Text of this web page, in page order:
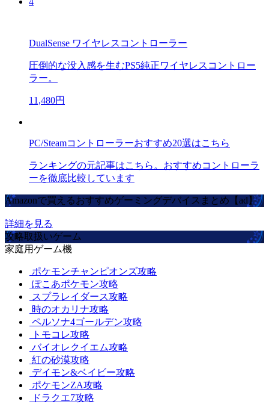
DualSense ワイヤレスコントローラー
圧倒的な没入感を生むPS5純正ワイヤレスコントロー
ラー。
11,480円
PC/Steamコントローラーおすすめ20選はこちら
ランキングの元記事はこちら。おすすめコントローラ
ーを徹底比較しています
Amazonで買えるおすすめゲーミングデバイスまとめ【ad】
詳細を見る
攻略取扱いゲーム
家庭用ゲーム機
ポケモンチャンピオンズ攻略
ぽこあポケモン攻略
スプラレイダース攻略
時のオカリナ攻略
ペルソナ4ゴールデン攻略
トモコレ攻略
バイオレクイエム攻略
紅の砂漠攻略
デイモン&ベイビー攻略
ポケモンZA攻略
ドラクエ7攻略